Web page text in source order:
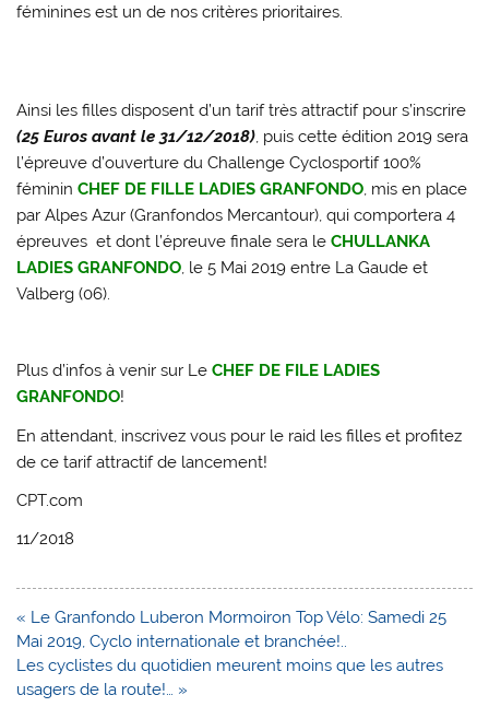
féminines est un de nos critères prioritaires.
Ainsi les filles disposent d’un tarif très attractif pour s’inscrire
(25 Euros avant le 31/12/2018) , puis cette édition 2019 sera
l’épreuve d’ouverture du Challenge Cyclosportif 100%
fémininCHEF DE FILLE LADIES GRANFONDO , mis en place
par Alpes Azur (Granfondos Mercantour), qui comportera 4
épreuves et dont l’épreuve finale sera leCHULLANKA
LADIES GRANFONDO , le 5 Mai 2019 entre La Gaude et
Valberg (06).
Plus d’infos à venir sur Le CHEF DE FILE LADIES
GRANFONDO!
En attendant, inscrivez vous pour le raid les filles et profitez
de ce tarif attractif de lancement!
CPT.com
11/2018
Navigation
de
l’article
« Le Granfondo Luberon Mormoiron Top Vélo: Samedi 25
Mai 2019, Cyclo internationale et branchée!..
Les cyclistes du quotidien meurent moins que les autres
usagers de la route!… »